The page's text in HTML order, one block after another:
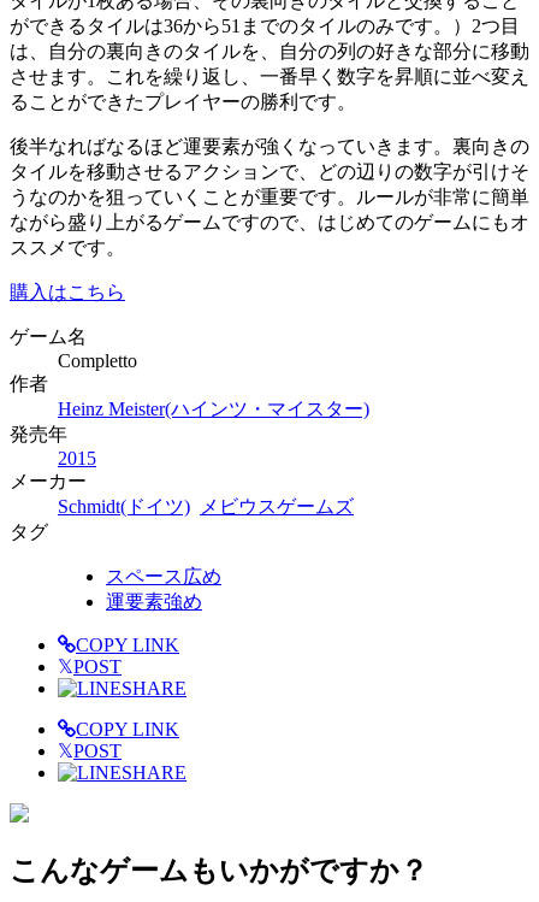
ができるタイルは36から51までのタイルのみです。）2つ目
は、自分の裏向きのタイルを、自分の列の好きな部分に移動
させます。これを繰り返し、一番早く数字を昇順に並べ変え
ることができたプレイヤーの勝利です。
後半なればなるほど運要素が強くなっていきます。裏向きの
タイルを移動させるアクションで、どの辺りの数字が引けそ
うなのかを狙っていくことが重要です。ルールが非常に簡単
ながら盛り上がるゲームですので、はじめてのゲームにもオ
ススメです。
購入はこちら
ゲーム名
Completto
作者
Heinz Meister(ハインツ・マイスター)
発売年
2015
メーカー
Schmidt(ドイツ)
メビウスゲームズ
タグ
スペース広め
運要素強め
COPY LINK
𝕏POST
SHARE
COPY LINK
𝕏POST
SHARE
こんなゲームもいかがですか？